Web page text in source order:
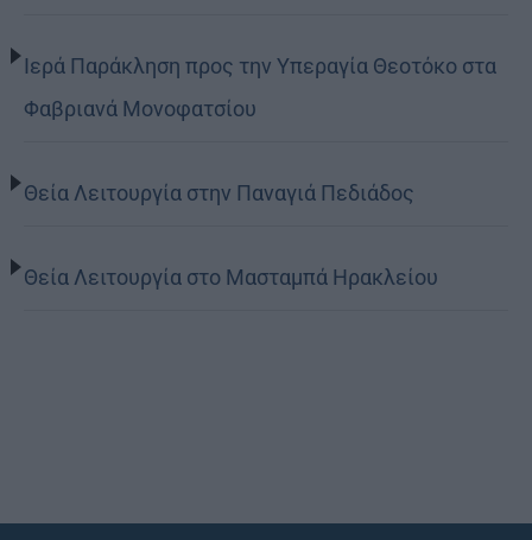
Ιερά Παράκληση προς την Υπεραγία Θεοτόκο στα
Φαβριανά Μονοφατσίου
Θεία Λειτουργία στην Παναγιά Πεδιάδος
Θεία Λειτουργία στο Μασταμπά Ηρακλείου